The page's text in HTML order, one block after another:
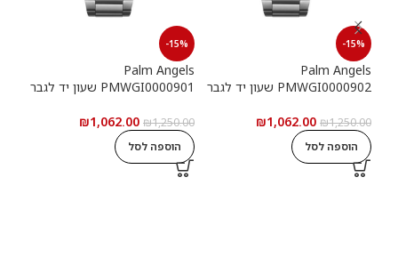
-15%
Palm Angels
PMWGI0000902 שעון יד לגבר
₪1,250.00
₪1,062.00
הוספה לסל
-15%
Palm Angels
PMWGI0000901 שעון יד לגבר
₪1,250.00
₪1,062.00
הוספה לסל